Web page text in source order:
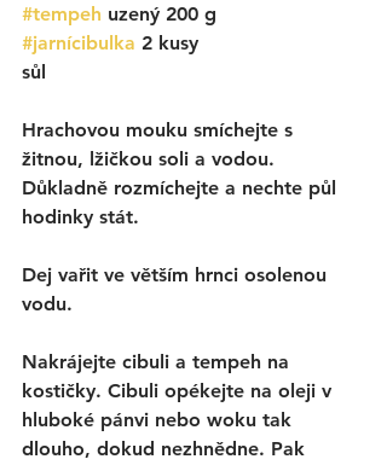
#tempeh uzený 200 g
#jarnícibulka 2 kusy
sůl
Hrachovou mouku smíchejte s
žitnou, lžičkou soli a vodou.
Důkladně rozmíchejte a nechte půl
hodinky stát.
Dej vařit ve větším hrnci osolenou
vodu.
Nakrájejte cibuli a tempeh na
kostičky. Cibuli opékejte na oleji v
hluboké pánvi nebo woku tak
dlouho, dokud nezhnědne. Pak